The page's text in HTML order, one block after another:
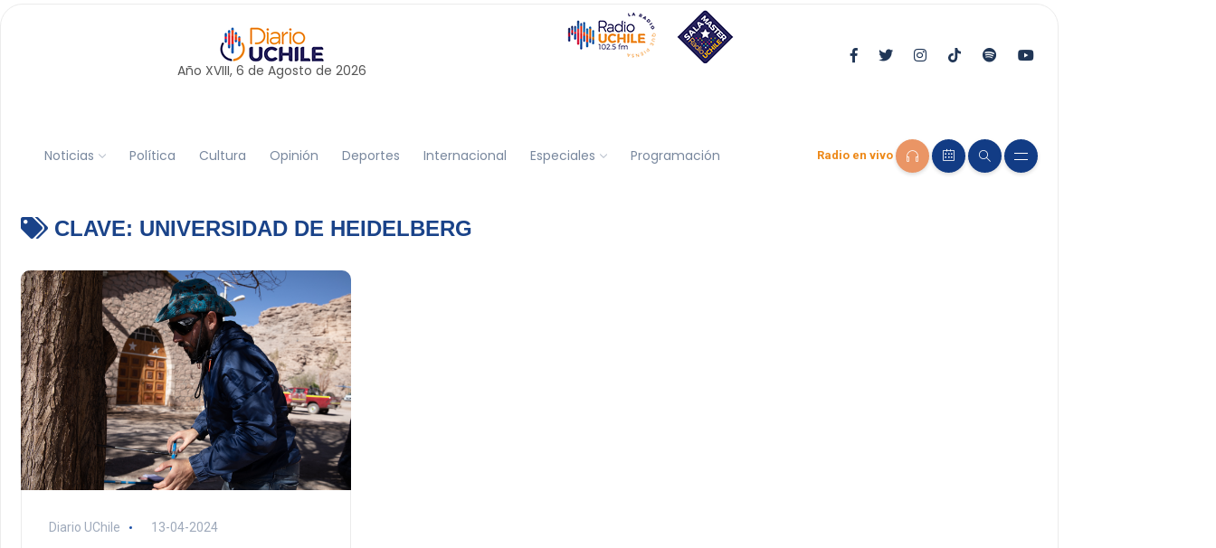
Año XVIII, 6 de Agosto de 2026
Noticias Política Cultura Opinión Deportes Internacional Especiales Programación Radio en vivo
CLAVE: UNIVERSIDAD DE HEIDELBERG
Diario UChile 13-04-2024